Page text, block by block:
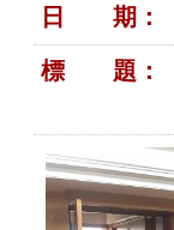
日 期：
標 題：